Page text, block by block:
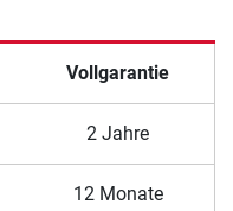
Vollgarantie
2 Jahre
12 Monate